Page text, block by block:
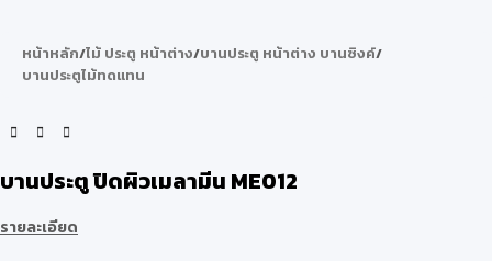
หน้าหลัก/ไม้ ประตู หน้าต่าง/บานประตู หน้าต่าง บานซิงค์/
บานประตูไม้ทดแทน
บานประตู ปิดผิวเมลามีน ME012
รายละเอียด